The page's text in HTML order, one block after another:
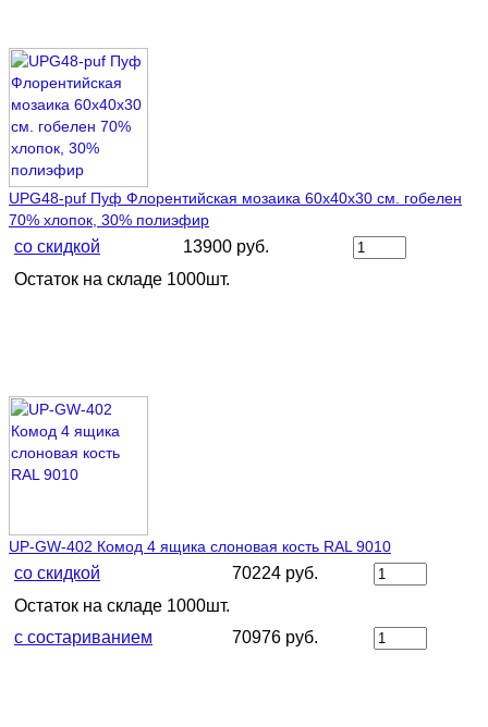
UPG48-puf Пуф Флорентийская мозаика 60х40х30 см. гобелен
70% хлопок, 30% полиэфир
со скидкой
13900 руб.
Остаток на складе 1000шт.
UP-GW-402 Комод 4 ящика слоновая кость RAL 9010
со скидкой
70224 руб.
Остаток на складе 1000шт.
с состариванием
70976 руб.